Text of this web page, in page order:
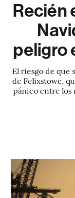
Recién
peligro
El riesgo de que
de Felixstowe,
pánico entre los